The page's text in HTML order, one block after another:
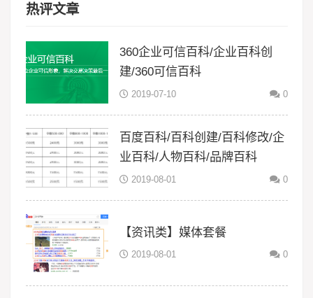
热评文章
360企业可信百科/企业百科创
建/360可信百科
2019-07-10 0
百度百科/百科创建/百科修改/企
业百科/人物百科/品牌百科
2019-08-01 0
【资讯类】媒体套餐
2019-08-01 0